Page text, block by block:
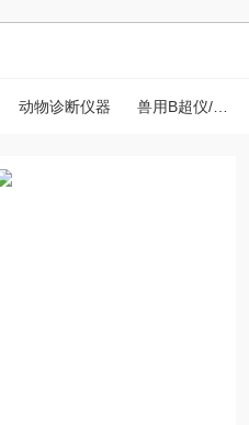
动物诊断仪器 兽用B超仪/动物成像设备